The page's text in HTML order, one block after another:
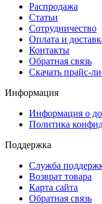
Распродажа
Статьи
Сотрудничество
Оплата и
Контакты
Обратная связь
Скачать прайс-
Информация
Информация о
Политика
Поддержка
Служба
Возврат товара
Карта сайта
Обратная связь